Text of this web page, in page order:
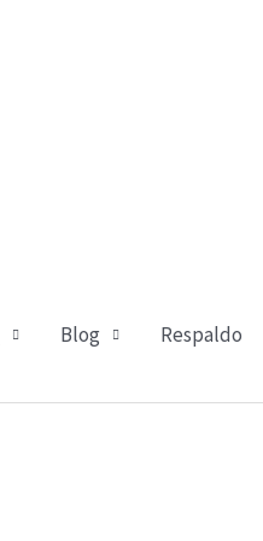
Blog Respaldo